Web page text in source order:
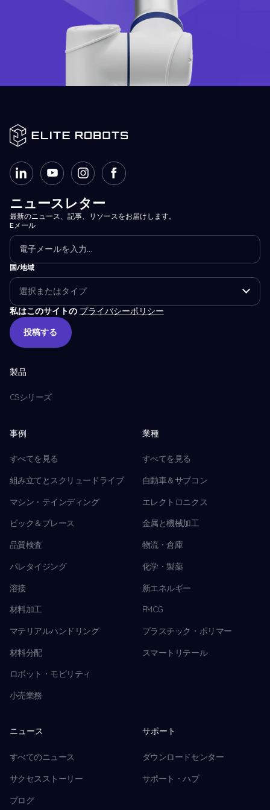
ニュースレター
最新のニュース、記事、リソースをお届けします。
Eメール
国/地域
私はこのサイトの プライバシーポリシー
投稿する
投稿する
製品
CSシリーズ
事例
すべてを見る
組み立てとスクリュードライブ
マシン・テインディング
ピック＆プレース
品質検査
パレタイジング
溶接
材料加工
マテリアルハンドリング
材料分配
ロボット・モビリティ
小売業務
業種
すべてを見る
自動車＆サブコン
エレクトロニクス
金属と機械加工
物流・倉庫
化学・製薬
新エネルギー
FMCG
プラスチック・ポリマー
スマートリテール
ニュース
すべてのニュース
サクセスストーリー
ブログ
サポート
ダウンロードセンター
サポート・ハブ